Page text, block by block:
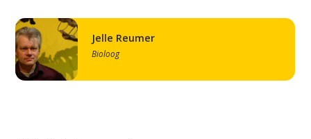
Jelle Reumer
Bioloog